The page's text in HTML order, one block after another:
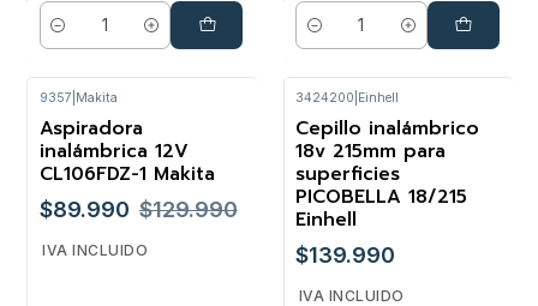
Cantidad Cantidad
-31%
9357 Makita
Aspiradora
inalámbrica 12V
CL106FDZ-1 Makita
$89.990 $129.990
IVA INCLUIDO
3424200 Einhell
Cepillo inalámbrico
18v 215mm para
superficies
PICOBELLA 18/215
Einhell
$139.990
IVA INCLUIDO